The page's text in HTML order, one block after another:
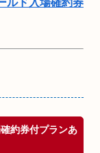
約券付プランあ